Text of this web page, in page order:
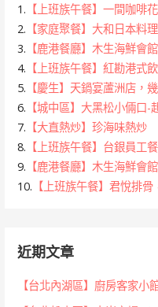
1. 【上班族午餐】一間咖啡
2. 【家庭聚餐】大和日本料
3. 【鹿港餐廳】木生海鮮會館
4. 【上班族午餐】紅勘港式
5. 【慶生】天鍋宴蘆洲店，
6. 【城中區】大黑松小倆口
7. 【大直熱炒】珍海味熱炒
8. 【上班族午餐】台銀員工
9. 【鹿港餐廳】木生海鮮會館
10. 【上班族午餐】君悅排
近期文章
【台北內湖區】廚房客家小